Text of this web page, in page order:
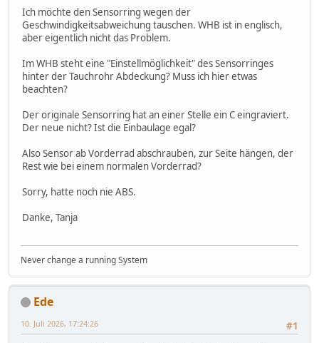
Ich möchte den Sensorring wegen der
Geschwindigkeitsabweichung tauschen. WHB ist in englisch,
aber eigentlich nicht das Problem.
Im WHB steht eine "Einstellmöglichkeit" des Sensorringes
hinter der Tauchrohr Abdeckung? Muss ich hier etwas
beachten?
Der originale Sensorring hat an einer Stelle ein C eingraviert.
Der neue nicht? Ist die Einbaulage egal?
Also Sensor ab Vorderrad abschrauben, zur Seite hängen, der
Rest wie bei einem normalen Vorderrad?
Sorry, hatte noch nie ABS.
Danke, Tanja
Never change a running System
Ede
#1
10. Juli 2026, 17:24:26